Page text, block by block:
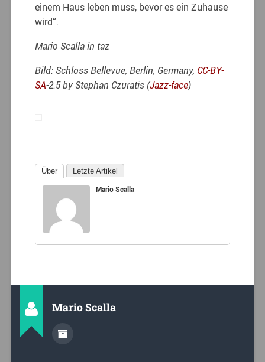
einem Haus leben muss, bevor es ein Zuhause
wird“.
Mario Scalla in taz
Bild: Schloss Bellevue, Berlin, Germany, CC-BY-
SA-2.5 by Stephan Czuratis (Jazz-face)
Über Letzte Artikel
Mario Scalla
Mario Scalla